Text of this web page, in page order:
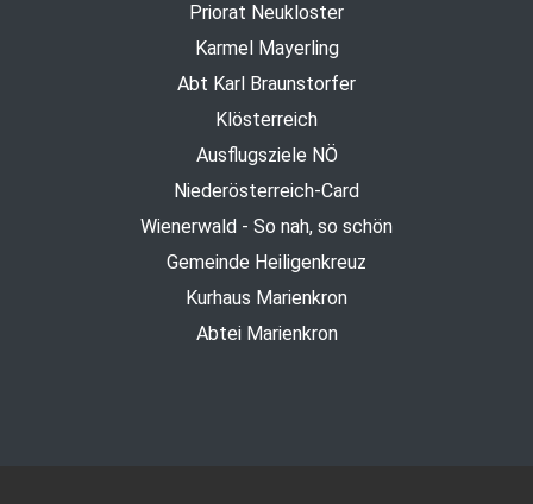
Priorat Neukloster
Karmel Mayerling
Abt Karl Braunstorfer
Klösterreich
Ausflugsziele NÖ
Niederösterreich-Card
Wienerwald - So nah, so schön
Gemeinde Heiligenkreuz
Kurhaus Marienkron
Abtei Marienkron